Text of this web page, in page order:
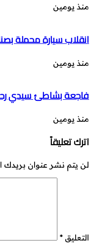
منذ يومين
انقلاب سيارة محملة
منذ يومين
فاجعة بشاطئ سيدي رحال.. إنقاذ 3 غرقى ومصرع شاب من حد
منذ يومين
اترك تعليقاً
لن يتم نشر عنوان بريدك
التعليق *